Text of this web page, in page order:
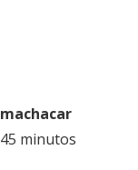
machacar
minutos